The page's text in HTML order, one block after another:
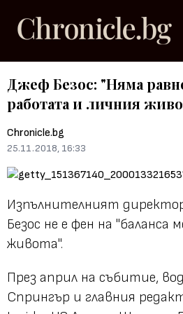
Джеф Безос: "Няма
работата и личния
Chronicle.bg
25.11.2018, 16:33
Изпълнителният
Безос не е фен на "баланса
живота".
През април на събитие,
Спрингър и главния